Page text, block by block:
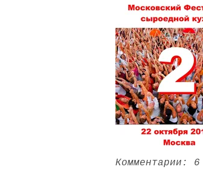
Комментарии: 6